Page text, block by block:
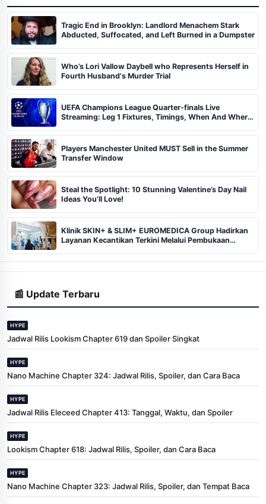
Tragic End in Brooklyn: Landlord Menachem Stark
Abducted, Suffocated, and Left Burned in a Dumpster
Who’s Lori Vallow Daybell who Represents Herself in
Fourth Husband's Murder Trial
UEFA Champions League Quarter-finals Live
Streaming: Leg 1 Fixtures, Timings, When And Where
Players Manchester United MUST Sell in the Summer
Transfer Window
Steal the Spotlight: 10 Stunning Valentine’s Day Nail
Ideas You’ll Love!
Klinik SKIN+ & SLIM+ EUROMEDICA Group Hadirkan
Layanan Kecantikan Terkini Melalui Pembukaan
📰 Update Terbaru
HYPE
Jadwal Rilis Lookism Chapter 619 dan Spoiler Singkat
HYPE
Nano Machine Chapter 324: Jadwal Rilis, Spoiler, dan Cara Baca
HYPE
Jadwal Rilis Eleceed Chapter 413: Tanggal, Waktu, dan Spoiler
HYPE
Lookism Chapter 618: Jadwal Rilis, Spoiler, dan Cara Baca
HYPE
Nano Machine Chapter 323: Jadwal Rilis, Spoiler, dan Tempat Baca